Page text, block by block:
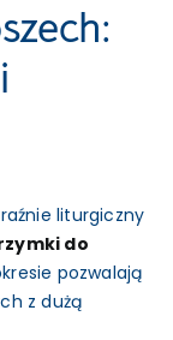
liturgiczny
do
pozwalają
z dużą